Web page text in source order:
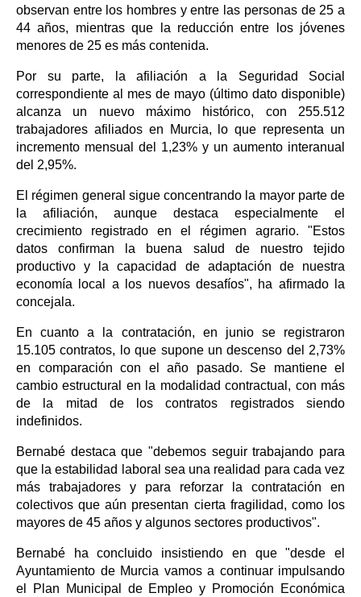
observan entre los hombres y entre las personas de 25 a
44 años, mientras que la reducción entre los jóvenes
menores de 25 es más contenida.
Por su parte, la afiliación a la Seguridad Social
correspondiente al mes de mayo (último dato disponible)
alcanza un nuevo máximo histórico, con 255.512
trabajadores afiliados en Murcia, lo que representa un
incremento mensual del 1,23% y un aumento interanual
del 2,95%.
El régimen general sigue concentrando la mayor parte de
la afiliación, aunque destaca especialmente el
crecimiento registrado en el régimen agrario. "Estos
datos confirman la buena salud de nuestro tejido
productivo y la capacidad de adaptación de nuestra
economía local a los nuevos desafíos", ha afirmado la
concejala.
En cuanto a la contratación, en junio se registraron
15.105 contratos, lo que supone un descenso del 2,73%
en comparación con el año pasado. Se mantiene el
cambio estructural en la modalidad contractual, con más
de la mitad de los contratos registrados siendo
indefinidos.
Bernabé destaca que "debemos seguir trabajando para
que la estabilidad laboral sea una realidad para cada vez
más trabajadores y para reforzar la contratación en
colectivos que aún presentan cierta fragilidad, como los
mayores de 45 años y algunos sectores productivos".
Bernabé ha concluido insistiendo en que "desde el
Ayuntamiento de Murcia vamos a continuar impulsando
el Plan Municipal de Empleo y Promoción Económica